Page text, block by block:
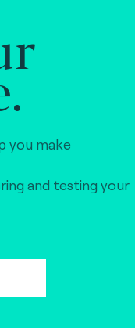
you make
and testing your